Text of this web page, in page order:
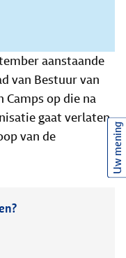
aanstaande
van Bestuur van
Camps op die na
gaat verlaten.
van de
Uw mening